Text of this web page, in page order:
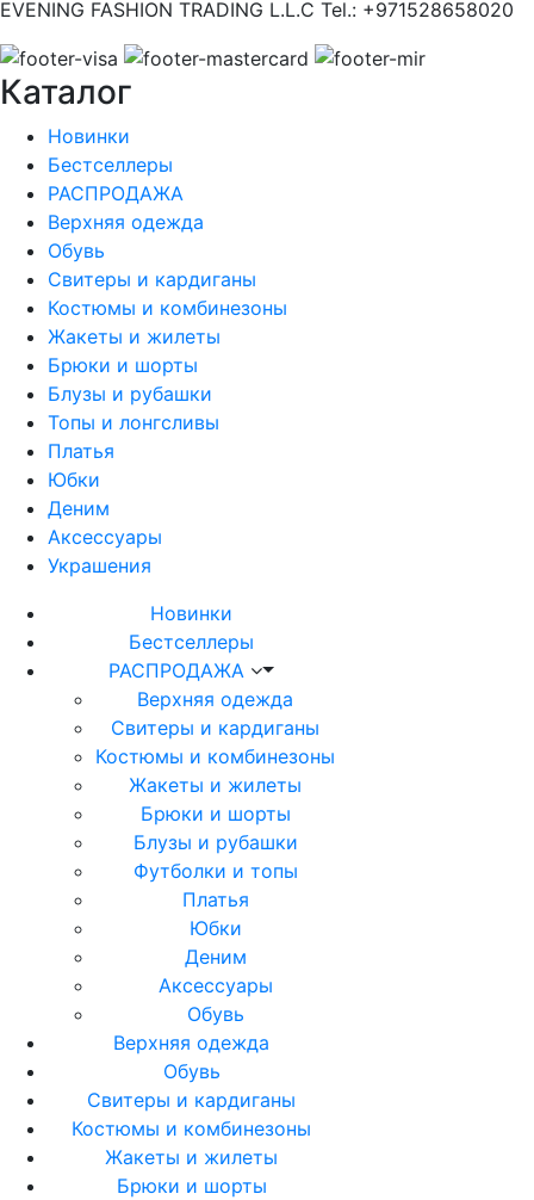
EVENING FASHION TRADING L.L.C Tel.: +971528658020
Каталог
Новинки
Бестселлеры
РАСПРОДАЖА
Верхняя одежда
Обувь
Свитеры и кардиганы
Костюмы и комбинезоны
Жакеты и жилеты
Брюки и шорты
Блузы и рубашки
Топы и лонгсливы
Платья
Юбки
Деним
Аксессуары
Украшения
Новинки
Бестселлеры
РАСПРОДАЖА
Верхняя одежда
Свитеры и кардиганы
Костюмы и комбинезоны
Жакеты и жилеты
Брюки и шорты
Блузы и рубашки
Футболки и топы
Платья
Юбки
Деним
Аксессуары
Обувь
Верхняя одежда
Обувь
Свитеры и кардиганы
Костюмы и комбинезоны
Жакеты и жилеты
Брюки и шорты